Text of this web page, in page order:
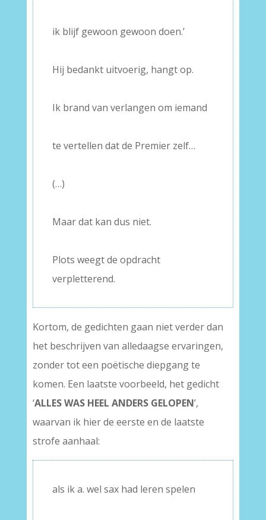
ik blijf gewoon gewoon doen.’
Hij bedankt uitvoerig, hangt op.
Ik brand van verlangen om iemand
te vertellen dat de Premier zelf…
(…)
Maar dat kan dus niet.
Plots weegt de opdracht
verpletterend.
Kortom, de gedichten gaan niet verder dan
het beschrijven van alledaagse ervaringen,
zonder tot een poëtische diepgang te
komen. Een laatste voorbeeld, het gedicht
‘ALLES WAS HEEL ANDERS GELOPEN’,
waarvan ik hier de eerste en de laatste
strofe aanhaal:
als ik a. wel sax had leren spelen